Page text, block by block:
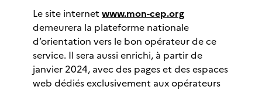
Le site internet www.mon-cep.org
demeurera la plateforme nationale
d’orientation vers le bon opérateur de ce
service. Il sera aussi enrichi, à partir de
janvier 2024, avec des pages et des espaces
web dédiés exclusivement aux opérateurs